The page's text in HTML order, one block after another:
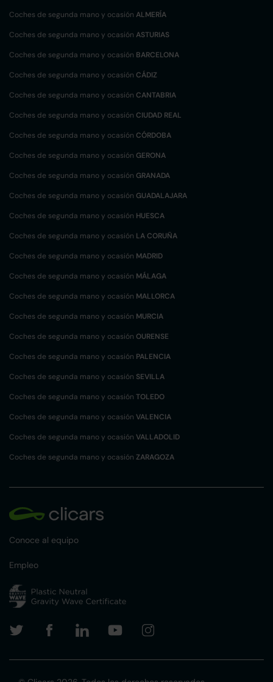
Coches de segunda mano y ocasión ALMERÍA
Coches de segunda mano y ocasión ASTURIAS
Coches de segunda mano y ocasión BARCELONA
Coches de segunda mano y ocasión CÁDIZ
Coches de segunda mano y ocasión CANTABRIA
Coches de segunda mano y ocasión CIUDAD REAL
Coches de segunda mano y ocasión CÓRDOBA
Coches de segunda mano y ocasión GERONA
Coches de segunda mano y ocasión GRANADA
Coches de segunda mano y ocasión GUADALAJARA
Coches de segunda mano y ocasión HUESCA
Coches de segunda mano y ocasión LA CORUÑA
Coches de segunda mano y ocasión MADRID
Coches de segunda mano y ocasión MÁLAGA
Coches de segunda mano y ocasión MALLORCA
Coches de segunda mano y ocasión MURCIA
Coches de segunda mano y ocasión OURENSE
Coches de segunda mano y ocasión PALENCIA
Coches de segunda mano y ocasión SEVILLA
Coches de segunda mano y ocasión TOLEDO
Coches de segunda mano y ocasión VALENCIA
Coches de segunda mano y ocasión VALLADOLID
Coches de segunda mano y ocasión ZARAGOZA
Conoce al equipo
Empleo